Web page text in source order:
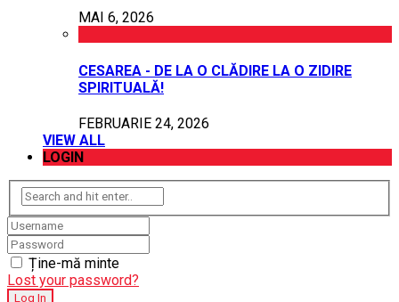
MAI 6, 2026
CESAREA - DE LA O CLĂDIRE LA O ZIDIRE
SPIRITUALĂ!
FEBRUARIE 24, 2026
VIEW ALL
LOGIN
Ține-mă minte
Lost your password?